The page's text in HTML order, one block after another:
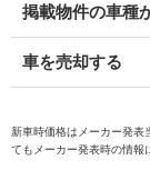
掲載物件の車種
車を売却する
新車時価格はメーカー発表
てもメーカー発表時の情報